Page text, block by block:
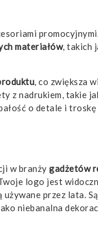
materiałów, takich
, co zwiększa
z nadrukiem, takie
o detale i
w branży gadżetów
logo jest
przez lata.
niebanalna